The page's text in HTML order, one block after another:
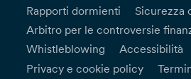
Rapporti dormienti
Sicurezza
Arbitro per le controversie
Whistleblowing
Accessibilità
Privacy e cookie policy